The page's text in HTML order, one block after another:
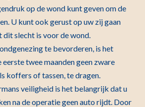
op de wond kunt geven om de
U kunt ook gerust op uw zij gaan
dit slecht is voor de wond.
te bevorderen, is het
twee maanden geen zware
koffers of tassen, te dragen.
veiligheid is het belangrijk dat u
na de operatie geen auto rijdt. Door